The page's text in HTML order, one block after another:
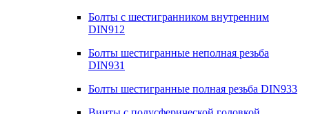
Болты с шестигранником внутренним
DIN912
Болты шестигранные неполная резьба
DIN931
Болты шестигранные полная резьба DIN933